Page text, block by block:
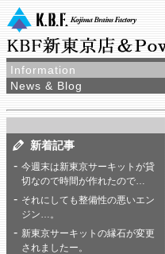
Information
News & Blog
新着記事
今週末は新東京サーキットが貸
切なので時間が作れたので…
それにしても整備性の悪いエン
ジン…。
新東京サーキットの縁石が変更
されましたー。